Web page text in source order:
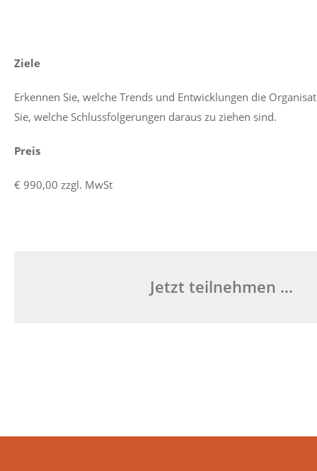
Ziele
Erkennen Sie, welche Trends und Entwicklungen die
Sie, welche Schlussfolgerungen daraus zu ziehen sind.
Preis
€ 990,00 zzgl. MwSt
Jetzt teilnehmen …